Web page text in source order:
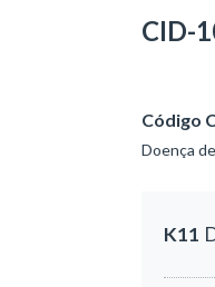
CID-
Código
Doença
K11